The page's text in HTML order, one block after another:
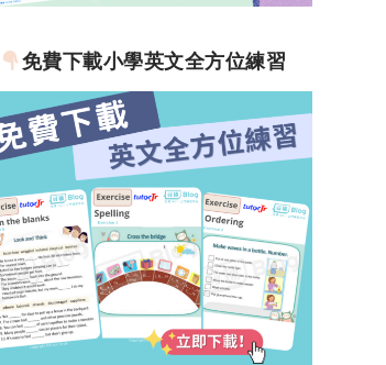
免費下載小學英文全方位練習